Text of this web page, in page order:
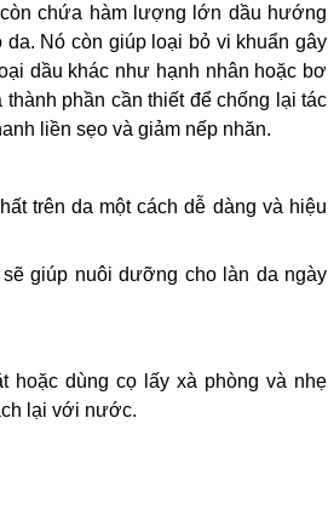
chứa hàm lượng lớn dầu hướng
Nó còn giúp loại bỏ vi khuẩn gây
dầu khác như hạnh nhân hoặc bơ
phần cần thiết để chống lại tác
liền sẹo và giảm nếp nhăn.
trên da một cách dễ dàng và hiệu
giúp nuôi dưỡng cho làn da ngày
hoặc dùng cọ lấy xà phòng và nhẹ
lại với nước.